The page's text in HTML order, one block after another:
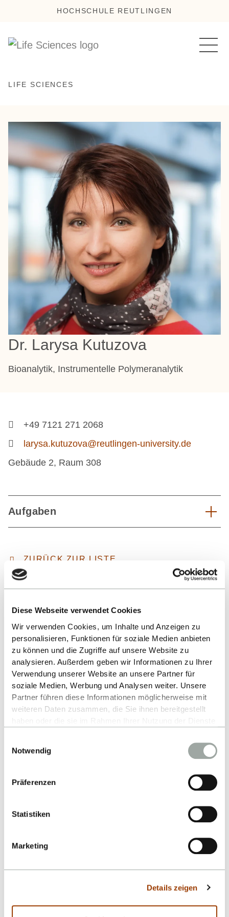
Diese Webseite verwendet Cookies
Wir verwenden Cookies, um Inhalte und Anzeigen zu
personalisieren, Funktionen für soziale Medien anbieten
zu können und die Zugriffe auf unsere Website zu
analysieren. Außerdem geben wir Informationen zu Ihrer
Verwendung unserer Website an unsere Partner für
soziale Medien, Werbung und Analysen weiter. Unsere
Partner führen diese Informationen möglicherweise mit
weiteren Daten zusammen, die Sie ihnen bereitgestellt
Alles zum Thema Cookies und personenbezogene
Datenverarbeitung entnehmen Sie unserer
Notwendig
Präferenzen
Statistiken
Marketing
Details zeigen
HOCHSCHULE REUTLINGEN
LIFE SCIENCES
Dr. Larysa Kutuzova
Bioanalytik, Instrumentelle Polymeranalytik
+49 7121 271 2068
larysa.kutuzova@reutlingen-university.de
Gebäude 2, Raum 308
Aufgaben
ZURÜCK ZUR LISTE
Nach oben